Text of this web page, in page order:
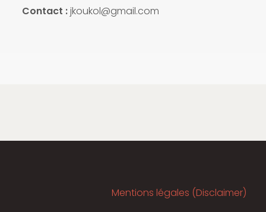
Contact :jkoukol@gmail.com
Mentions légales (Disclaimer)